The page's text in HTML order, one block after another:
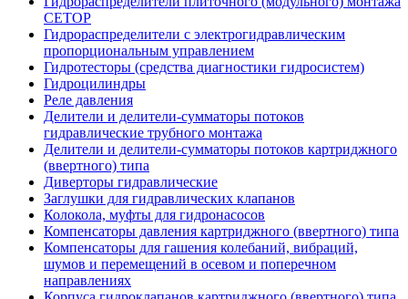
СЕТОР
Гидрораспределители с электрогидравлическим
пропорциональным управлением
Гидротесторы (средства диагностики гидросистем)
Гидроцилиндры
Реле давления
Делители и делители-сумматоры потоков
гидравлические трубного монтажа
Делители и делители-сумматоры потоков картриджного
(ввертного) типа
Диверторы гидравлические
Заглушки для гидравлических клапанов
Колокола, муфты для гидронасосов
Компенсаторы давления картриджного (ввертного) типа
Компенсаторы для гашения колебаний, вибраций,
шумов и перемещений в осевом и поперечном
направлениях